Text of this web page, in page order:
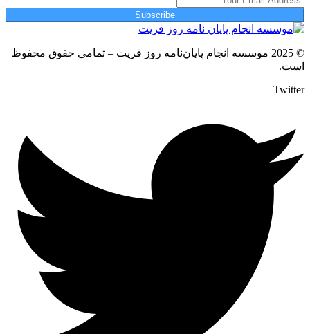
Subscribe
© 2025 موسسه انجام پایان‌نامه روز فریت – تمامی حقوق محفوظ
است.
Twitter